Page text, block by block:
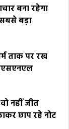
बना रहेगा
बड़ा
ताक पर रख
नहीं जीत
छाप रहे नोट